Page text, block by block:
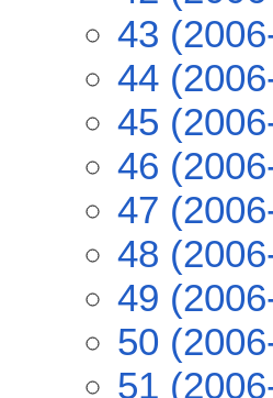
43
44
45
46
47
48
49
50
51